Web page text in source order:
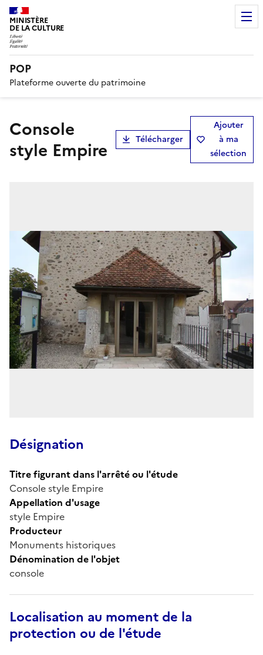
MINISTÈRE
DE LA CULTURE
POP
Plateforme ouverte du patrimoine
Console
style Empire
Télécharger
Ajouter
à ma
sélection
Désignation
Titre figurant dans l'arrêté ou l'étude
Console style Empire
Appellation d'usage
style Empire
Producteur
Monuments historiques
Dénomination de l'objet
console
Localisation au moment de la
protection ou de l'étude